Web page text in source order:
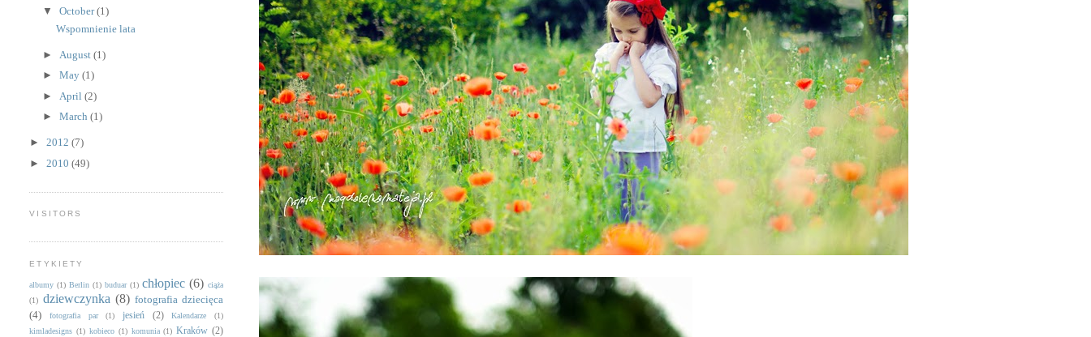
▼October(1)
Wspomnienie lata
► August(1)
►May(1)
► April(2)
►March(1)
►2012(7)
►2010(49)
VISITORS
ETYKIETY
albumy (1) Berlin (1) buduar (1) chłopiec (6) ciąża
(1) dziewczynka (8) fotografia dziecięca
(4)
fotografia par (1) jesień (2) Kalendarze
(1)
kimladesigns (1) kobieco (1) komunia (1) Kraków (2)